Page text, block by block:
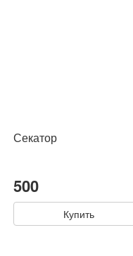
Секатор
500
Купить